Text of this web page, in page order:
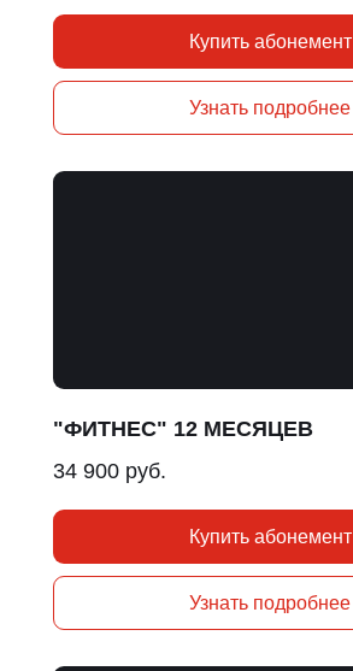
34 900 руб.
"ФИТНЕС" 12 МЕСЯЦЕВ
Узнать подробнее
Купить абонемент
Узнать подробнее
Купить абонемент